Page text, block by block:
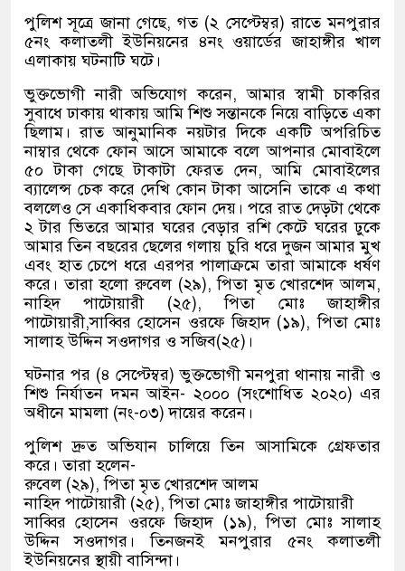
পুলিশ সূত্রে জানা গেছে, গত (২ সেপ্টেম্বর) রাতে মনপুরার
৫নং কলাতলী ইউনিয়নের ৪নং ওয়ার্ডের জাহাঙ্গীর খাল
এলাকায় ঘটনাটি ঘটে।
ভুক্তভোগী নারী অভিযোগ করেন, আমার স্বামী চাকরির
সুবাধে ঢাকায় থাকায় আমি শিশু সন্তানকে নিয়ে বাড়িতে একা
ছিলাম। রাত আনুমানিক নয়টার দিকে একটি অপরিচিত
নাম্বার থেকে ফোন আসে আমাকে বলে আপনার মোবাইলে
৫০ টাকা গেছে টাকাটা ফেরত দেন, আমি মোবাইলের
ব্যালেন্স চেক করে দেখি কোন টাকা আসেনি তাকে এ কথা
বললেও সে একাধিকবার ফোন দেয়। পরে রাত দেড়টা থেকে
২ টার ভিতরে আমার ঘরের বেড়ার রশি কেটে ঘরের ঢুকে
আমার তিন বছরের ছেলের গলায় চুরি ধরে দুজন আমার মুখ
এবং হাত চেপে ধরে এরপর পালাক্রমে তারা আমাকে ধর্ষণ
করে। তারা হলো রুবেল (২৯), পিতা মৃত খোরশেদ আলম,
নাহিদ পাটোয়ারী (২৫), পিতা মোঃ জাহাঙ্গীর
পাটোয়ারী,সাব্বির হোসেন ওরফে জিহাদ (১৯), পিতা মোঃ
সালাহ উদ্দিন সওদাগর ও সজিব(২৫)।
ঘটনার পর (৪ সেপ্টেম্বর) ভুক্তভোগী মনপুরা থানায় নারী ও
শিশু নির্যাতন দমন আইন- ২০০০ (সংশোধিত ২০২০) এর
অধীনে মামলা (নং-০৩) দায়ের করেন।
পুলিশ দ্রুত অভিযান চালিয়ে তিন আসামিকে গ্রেফতার
করে। তারা হলেন-
রুবেল (২৯), পিতা মৃত খোরশেদ আলম
নাহিদ পাটোয়ারী (২৫), পিতা মোঃ জাহাঙ্গীর পাটোয়ারী
সাব্বির হোসেন ওরফে জিহাদ (১৯), পিতা মোঃ সালাহ
উদ্দিন সওদাগর। তিনজনই মনপুরার ৫নং কলাতলী
ইউনিয়নের স্থায়ী বাসিন্দা।